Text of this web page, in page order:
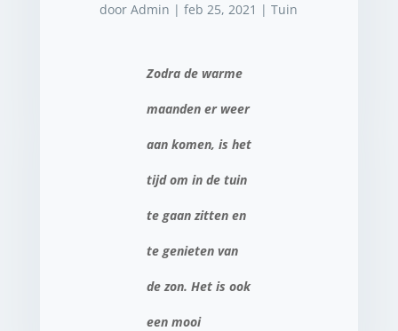
doorAdmin |feb 25, 2021 |Tuin
Zodra de warme
maanden er weer
aan komen, is het
tijd om in de tuin
te gaan zitten en
te genieten van
de zon. Het is ook
een mooi